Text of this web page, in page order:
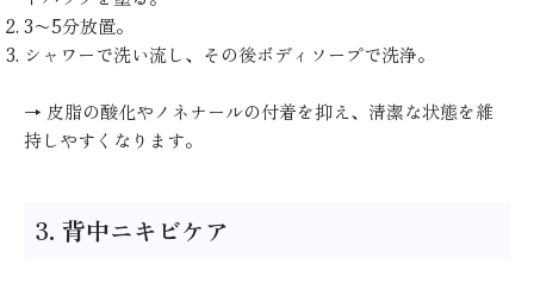
3〜5分放置。
シャワーで洗い流し、その後ボディソープで洗浄。
→ 皮脂の酸化やノネナールの付着を抑え、清潔な状態を維
持しやすくなります。
3. 背中ニキビケア